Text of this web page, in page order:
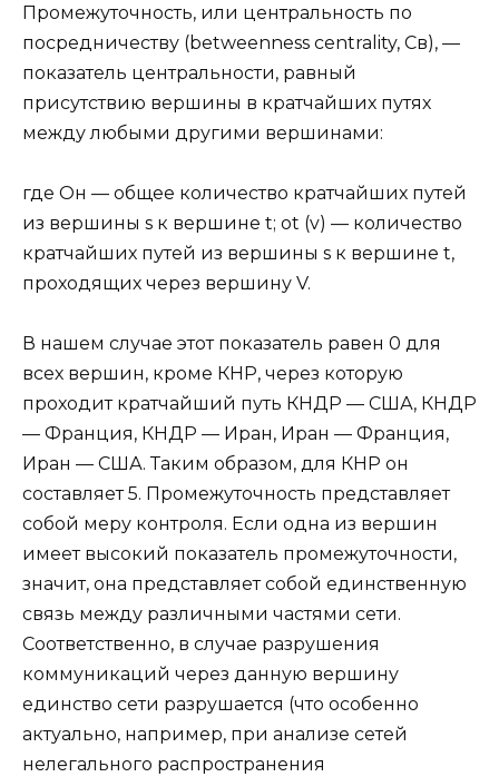
Промежуточность, или центральность по
посредничеству (betweenness сentrality, Св), —
показатель центральности, равный
присутствию вершины в кратчайших путях
между любыми другими вершинами:
где Он — общее количество кратчайших путей
из вершины s к вершине t; ot (v) — количество
кратчайших путей из вершины s к вершине t,
проходящих через вершину V.
В нашем случае этот показатель равен 0 для
всех вершин, кроме КНР, через которую
проходит кратчайший путь КНДР — США, КНДР
— Франция, КНДР — Иран, Иран — Франция,
Иран — США. Таким образом, для КНР он
составляет 5. Промежуточность представляет
собой меру контроля. Если одна из вершин
имеет высокий показатель промежуточности,
значит, она представляет собой единственную
связь между различными частями сети.
Соответственно, в случае разрушения
коммуникаций через данную вершину
единство сети разрушается (что особенно
актуально, например, при анализе сетей
нелегального распространения